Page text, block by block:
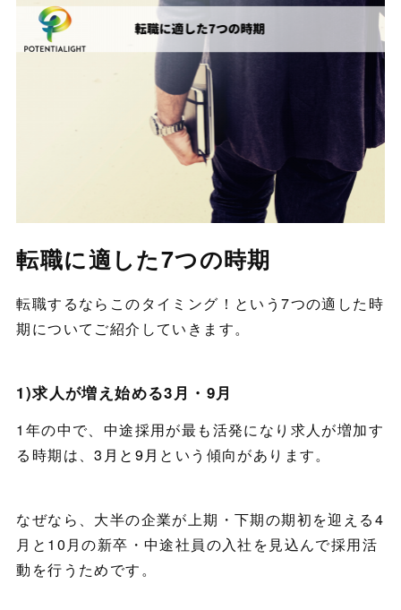
転職に適した7つの時期
転職するならこのタイミング！という7つの適した時
期についてご紹介していきます。
1)求人が増え始める3月・9月
1年の中で、中途採用が最も活発になり求人が増加す
る時期は、3月と9月 という傾向があります。
なぜなら、大半の企業が上期・下期の期初を迎える4
月と10月の新卒・中途社員の入社を見込んで採用活
動を行うためです。